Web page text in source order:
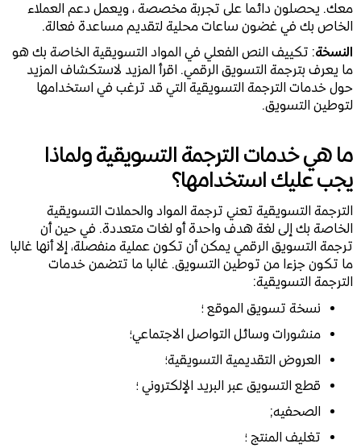
معك. يحصلون دائما على تجربة مخصصة ، ويعمل دعم العملاء
الخاص بك في غضون ساعات محلية لتقديم مساعدة فعالة.
النسخة: تكييف النص الفعلي في المواد التسويقية الخاصة بك هو
ما يعرف بترجمة التسويق الرقمي. اقرأ المزيد لاستكشاف المزيد
حول خدمات الترجمة التسويقية التي قد ترغب في استخدامها
لتوطين التسويق.
ما هي خدمات الترجمة التسويقية ولماذا
يجب عليك استخدامها؟
الترجمة التسويقية تعني ترجمة المواد والحملات التسويقية
الخاصة بك إلى لغة هدف واحدة أو لغات متعددة. في حين أن
ترجمة التسويق الرقمي يمكن أن تكون عملية منفصلة، إلا أنها غالبا
ما تكون جزءا من توطين التسويق. غالبا ما تتضمن خدمات
الترجمة التسويقية:
نسخة تسويق الموقع ؛
منشورات وسائل التواصل الاجتماعي؛
العروض التقديمية التسويقية؛
قطع التسويق عبر البريد الإلكتروني ؛
الصحفيه;
تغليف المنتج ؛